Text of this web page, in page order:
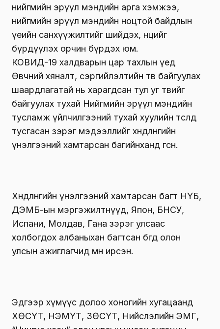
нийгмийн эрүүл мэндийн арга хэмжээ,
нийгмийн эрүүл мэндийн ноцтой байдлын
үеийн санхүүжилтийг шийдэх, нөөцийг
бүрдүүлэх орчин бүрдэх юм.
КОВИД-19 халдварын цар тахлын үед
Өвчний хяналт, сэргийлэлтийн төв байгуулах
шаардлагатай нь харагдсан тул уг төвийг
байгуулах тухай Нийгмийн эрүүл мэндийн
тусламж үйлчилгээний тухай хуулийн төсөлд
тусгасан зэрэг мэдээллийг хөндлөнгийн
үнэлгээний хамтарсан багийнханд өгсөн.
Хөндлөнгийн үнэлгээний хамтарсан багт НҮБ,
ДЭМБ-ын мэргэжилтнүүд, Япон, БНСУ,
Испани, Молдав, Гана зэрэг улсаас
холбогдох албаныхан багтсан бөгөөд олон
улсын ажиглагчид мөн ирсэн.
Эдгээр хүмүүс долоо хоногийн хугацаанд
ХӨСҮТ, НЭМҮТ, ЗӨСҮТ, Нийслэлийн ЭМГ,